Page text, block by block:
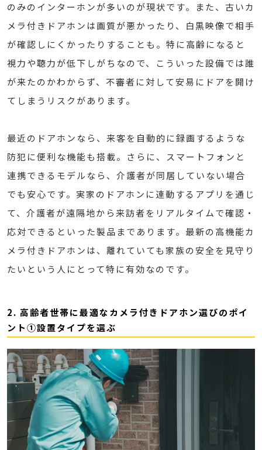
のみのインターホンが多いのが現状です。また、古いカ
メラ付きドアホンは画質が悪かったり、白黒映像で相手
が確認しにくかったりすることも。特に高齢になると
視力や聴力が低下しがちなので、こういった設備では誰
が来たのかわからず、不審者に対して安易にドアを開け
てしまうリスクがあります。
最近のドアホンなら、来客を自動的に録画するような
防犯に便利な機能も搭載。さらに、スマートフォンと
連携できるモデルなら、介護者が同居していない場合
でも安心です。実家のドアホンに連動するアプリを通じ
て、介護者が遠隔地から来訪者をリアルタイムで確認・
応対できるといった製品まであります。最新の高機能カ
メラ付きドアホンは、離れていても家族の安全を見守り
たいという人にとって特に有効なのです。
2. 高齢者世帯に最適なカメラ付きドアホン選びのポイ
ント①設置タイプを選ぶ